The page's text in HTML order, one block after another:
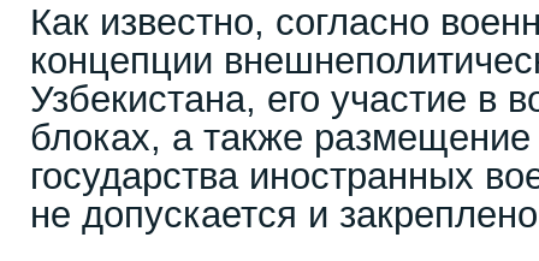
Как известно, согласно
концепции
Узбекистана, его участие в
блоках, а также размещение
государства иностранных
не допускается и